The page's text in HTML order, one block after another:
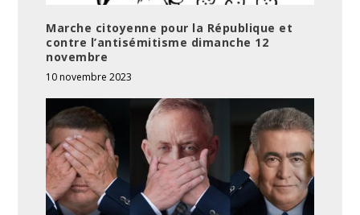
Marche citoyenne pour la République et
contre l’antisémitisme dimanche 12
novembre
10 novembre 2023